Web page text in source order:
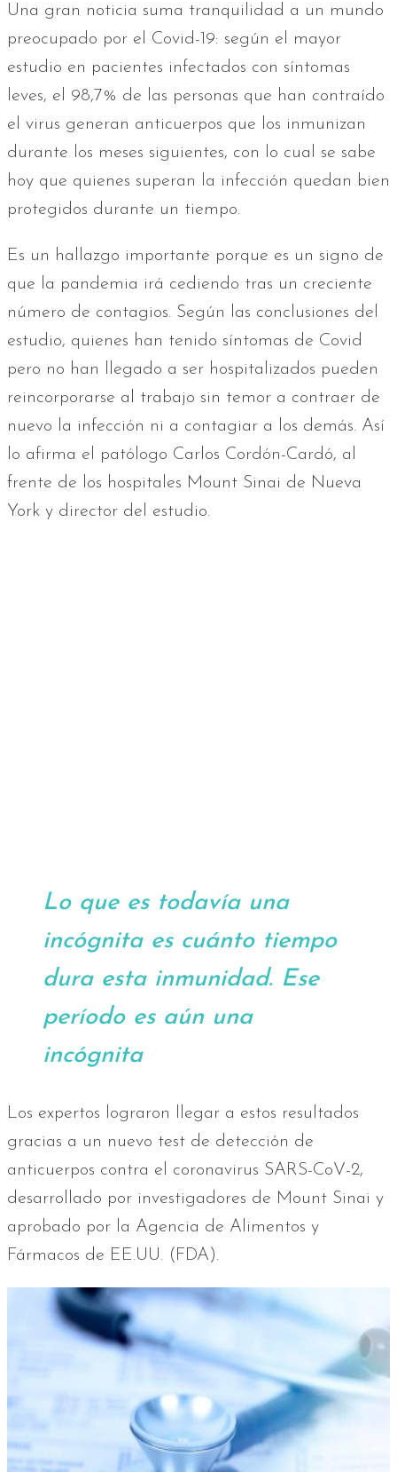
Una gran noticia suma tranquilidad a un mundo
preocupado por el Covid-19: según el mayor
estudio en pacientes infectados con síntomas
leves, el 98,7% de las personas que han contraído
el virus generan anticuerpos que los inmunizan
durante los meses siguientes, con lo cual se sabe
hoy que quienes superan la infección quedan bien
protegidos durante un tiempo.
Es un hallazgo importante porque es un signo de
que la pandemia irá cediendo tras un creciente
número de contagios. Según las conclusiones del
estudio, quienes han tenido síntomas de Covid
pero no han llegado a ser hospitalizados pueden
reincorporarse al trabajo sin temor a contraer de
nuevo la infección ni a contagiar a los demás. Así
lo afirma el patólogo Carlos Cordón-Cardó, al
frente de los hospitales Mount Sinai de Nueva
York y director del estudio.
Lo que es todavía una
incógnita es cuánto tiempo
dura esta inmunidad. Ese
período es aún una
incógnita
Los expertos lograron llegar a estos resultados
gracias a un nuevo test de detección de
anticuerpos contra el coronavirus SARS-CoV-2,
desarrollado por investigadores de Mount Sinai y
aprobado por la Agencia de Alimentos y
Fármacos de EE.UU. (FDA).